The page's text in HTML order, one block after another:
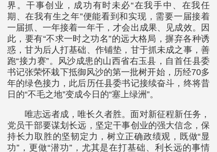
界。干事创业，成功有时未必“在我手中、在我任
期、在我有生之年”便能看到和实现，需要一届接着
一届抓、一年接着一年干，才会出成果、见成效。因
此，要有“不求一时之功名”的远大格局，摒弃各种诱
惑，甘为后人打基础、作铺垫，甘于抓未成之事，善
跑“接力赛”。风沙成患的山西省右玉县，自首任县委
书记张荣怀栽下抵御风沙的第一批树开始，历经70多
年的绿色接力，此后历任县委书记接续奋斗，终将昔
日的“不毛之地”变成今日的“塞上绿洲”。
唯志远者成，唯长久者胜。面对新征程新任务，
党员干部要谋划长远，坚定干事创业的强大信念，保
持长力取胜的坚韧定力，树立正确政绩观，既做“显
功”，更做“潜功”，尤其是在打基础、利长远的事情